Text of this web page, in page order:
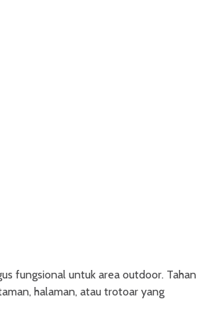
fungsional untuk area outdoor. Tahan
halaman, atau trotoar yang